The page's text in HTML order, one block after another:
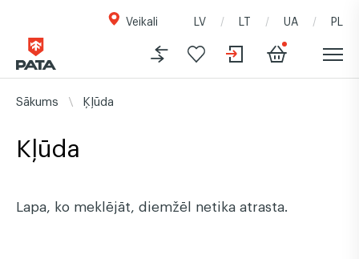
Veikali LV LT UA PL
Sākums Ķļūda
Kļūda
Lapa, ko meklējāt, diemžēl netika atrasta.